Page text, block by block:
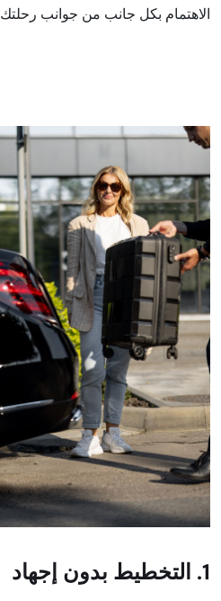
الاهتمام بكل جانب من جوانب رحلتك.
1. التخطيط بدون إجهاد